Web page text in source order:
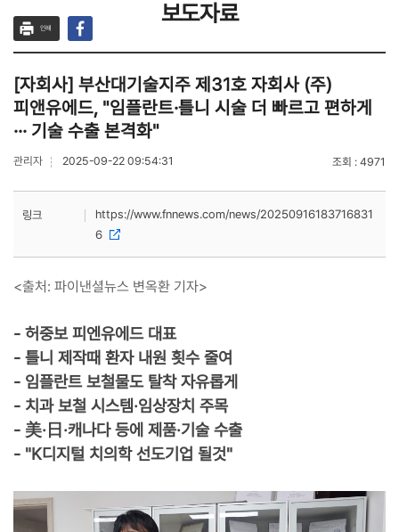
보도자료
인쇄
[자회사] 부산대기술지주 제31호 자회사 (주)
피앤유에드, "임플란트·틀니 시술 더 빠르고 편하게
··· 기술 수출 본격화"
조회 4971
관리자 2025-09-22 09:54:31
링크
https://www.fnnews.com/news/20250916183716831
6
<출처: 파이낸셜뉴스 변옥환 기자>
- 허중보 피엔유에드 대표
- 틀니 제작때 환자 내원 횟수 줄여
- 임플란트 보철물도 탈착 자유롭게
- 치과 보철 시스템·임상장치 주목
- 美·日·캐나다 등에 제품·기술 수출
- "K디지털 치의학 선도기업 될것"